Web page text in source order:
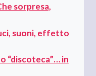
sorpresa,
suoni, effetto
“discoteca”… in